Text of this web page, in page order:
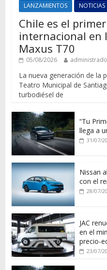
LANZAMIENTOS NOTICIAS
Chile es el
internacional en
Maxus T70
05/08/2026
La nueva generación de la
Teatro Municipal de
turbodiésel de
“Tu
llega a
31/07/
Nissan
con el
28/07/
JAC
en el
precio-
23/07/